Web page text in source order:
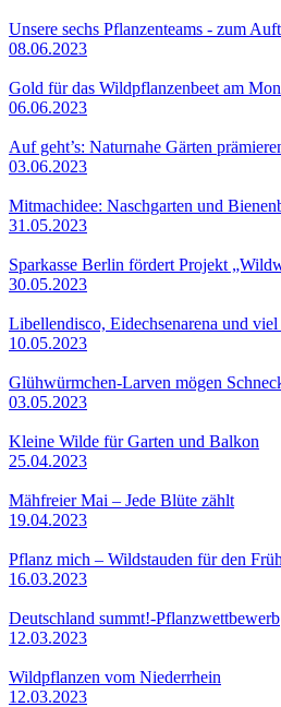
Unsere sechs Pflanzenteams - zum
08.06.2023
Gold für das Wildpflanzenbeet am
06.06.2023
Auf geht’s: Naturnahe Gärten
03.06.2023
Mitmachidee: Naschgarten und
31.05.2023
Sparkasse Berlin fördert Projekt
30.05.2023
Libellendisco, Eidechsenarena und viel
10.05.2023
Glühwürmchen-Larven mögen
03.05.2023
Kleine Wilde für Garten und Balkon
25.04.2023
Mähfreier Mai – Jede Blüte zählt
19.04.2023
Pflanz mich – Wildstauden für den
16.03.2023
Deutschland summt!-Pflanzwettbewerb
12.03.2023
Wildpflanzen vom Niederrhein
12.03.2023